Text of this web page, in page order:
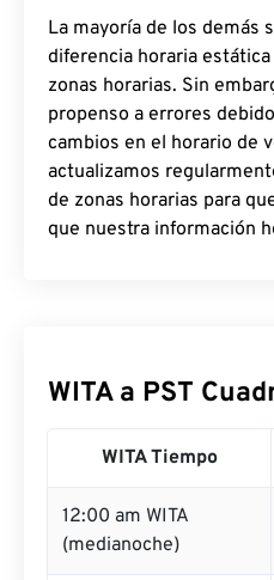
La mayoría de los demás
diferencia horaria
zonas horarias. Sin
propenso a errores
cambios en el horario de
actualizamos
de zonas horarias para
que nuestra información
WITA a PST
WITA Tiempo
12:00 am WITA
(medianoche)